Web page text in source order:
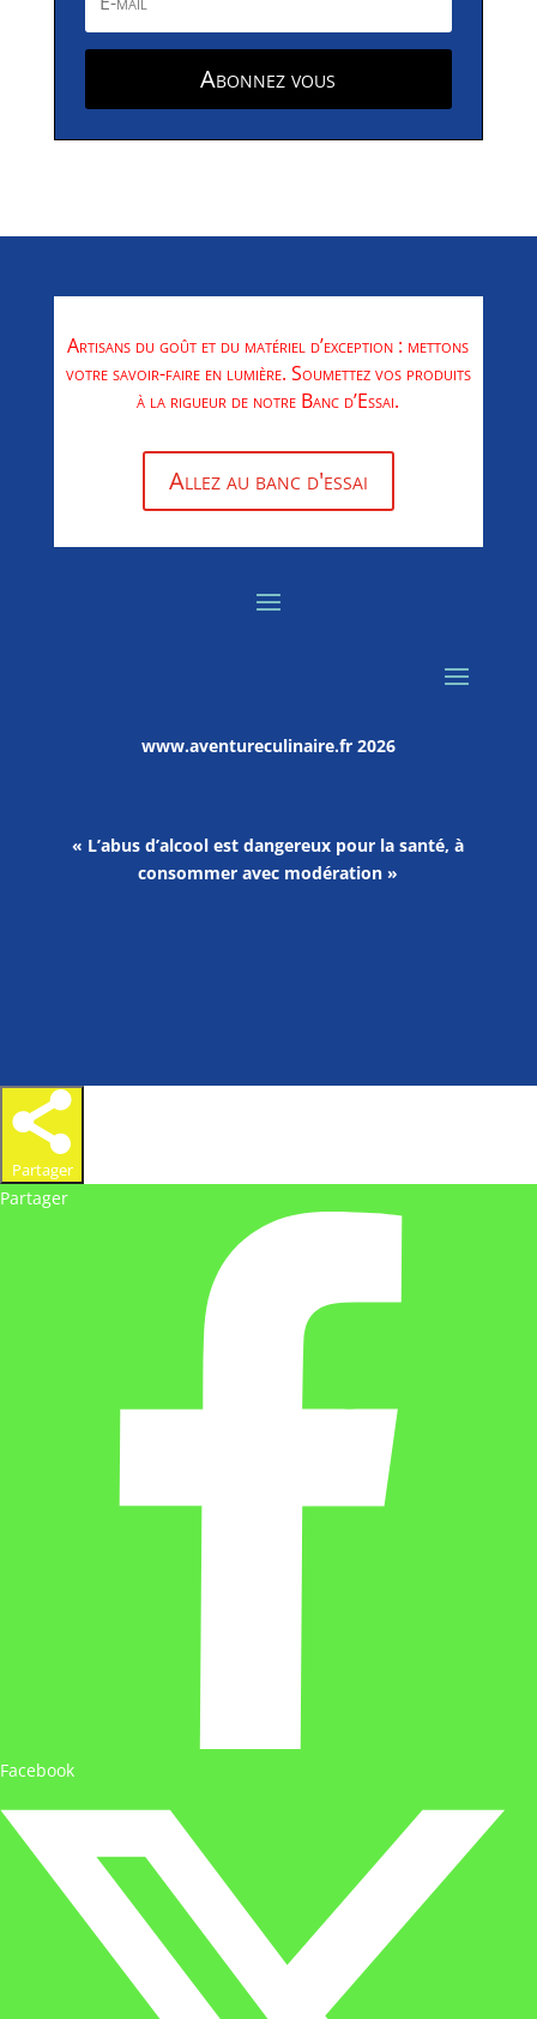
Abonnez vous
Artisans du goût et du matériel d’exception : mettons
votre savoir-faire en lumière. Soumettez vos produits
à la rigueur de notre Banc d’Essai.
Allez au banc d'essai
www.aventureculinaire.fr2026
« L’abus d’alcool est dangereux pour la santé, à
consommer avec modération »
Partager
Partager
Facebook